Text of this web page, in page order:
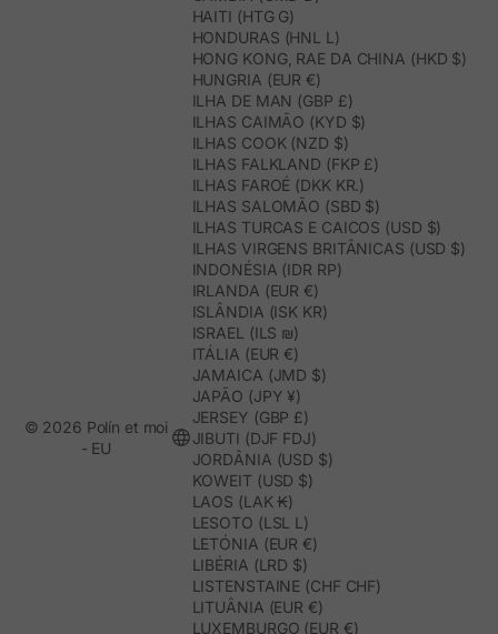
HAITI (HTG G)
HONDURAS (HNL L)
HONG KONG, RAE DA CHINA (HKD $)
HUNGRIA (EUR €)
ILHA DE MAN (GBP £)
ILHAS CAIMÃO (KYD $)
ILHAS COOK (NZD $)
ILHAS FALKLAND (FKP £)
ILHAS FAROÉ (DKK KR.)
ILHAS SALOMÃO (SBD $)
ILHAS TURCAS E CAICOS (USD $)
ILHAS VIRGENS BRITÂNICAS (USD $)
INDONÉSIA (IDR RP)
IRLANDA (EUR €)
ISLÂNDIA (ISK KR)
ISRAEL (ILS ₪)
ITÁLIA (EUR €)
JAMAICA (JMD $)
JAPÃO (JPY ¥)
JERSEY (GBP £)
JIBUTI (DJF FDJ)
JORDÂNIA (USD $)
KOWEIT (USD $)
LAOS (LAK ₭)
LESOTO (LSL L)
LETÓNIA (EUR €)
LIBÉRIA (LRD $)
LISTENSTAINE (CHF CHF)
LITUÂNIA (EUR €)
LUXEMBURGO (EUR €)
© 2026 Polín et moi
- EU